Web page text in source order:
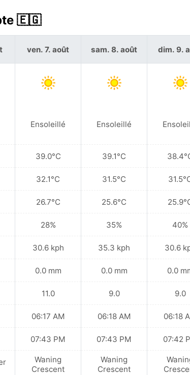
🇪🇬
ven. 7. août
Ensoleillé
39.0°C
32.1°C
26.7°C
28%
30.6 kph
0.0 mm
11.0
06:17 AM
07:43 PM
Waning
Crescent
sam. 8. août
Ensoleillé
39.1°C
31.5°C
25.6°C
35%
35.3 kph
0.0 mm
9.0
06:18 AM
07:43 PM
Waning
Crescent
dim. 9.
40%
30.6
0.0
9.0
06:18
07:42